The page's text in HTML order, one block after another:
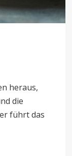
heraus,
die
führt das